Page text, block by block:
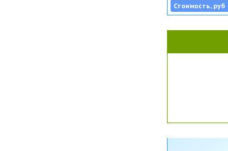
Стоимость, руб